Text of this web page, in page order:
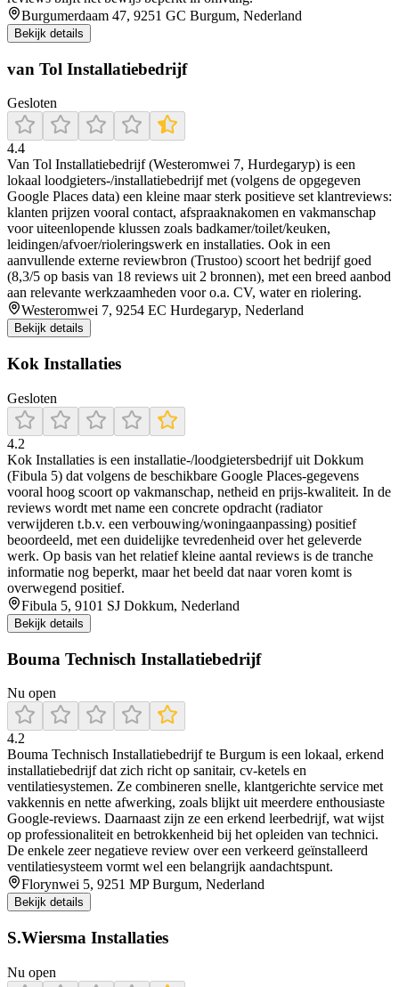
Burgumerdaam 47, 9251 GC Burgum, Nederland
Bekijk details
van Tol Installatiebedrijf
Gesloten
4.4
Van Tol Installatiebedrijf (Westeromwei 7, Hurdegaryp) is een
lokaal loodgieters-/installatiebedrijf met (volgens de opgegeven
Google Places data) een kleine maar sterk positieve set klantreviews:
klanten prijzen vooral contact, afspraaknakomen en vakmanschap
voor uiteenlopende klussen zoals badkamer/toilet/keuken,
leidingen/afvoer/rioleringswerk en installaties. Ook in een
aanvullende externe reviewbron (Trustoo) scoort het bedrijf goed
(8,3/5 op basis van 18 reviews uit 2 bronnen), met een breed aanbod
aan relevante werkzaamheden voor o.a. CV, water en riolering.
Westeromwei 7, 9254 EC Hurdegaryp, Nederland
Bekijk details
Kok Installaties
Gesloten
4.2
Kok Installaties is een installatie-/loodgietersbedrijf uit Dokkum
(Fibula 5) dat volgens de beschikbare Google Places-gegevens
vooral hoog scoort op vakmanschap, netheid en prijs-kwaliteit. In de
reviews wordt met name een concrete opdracht (radiator
verwijderen t.b.v. een verbouwing/woningaanpassing) positief
beoordeeld, met een duidelijke tevredenheid over het geleverde
werk. Op basis van het relatief kleine aantal reviews is de tranche
informatie nog beperkt, maar het beeld dat naar voren komt is
overwegend positief.
Fibula 5, 9101 SJ Dokkum, Nederland
Bekijk details
Bouma Technisch Installatiebedrijf
Nu open
4.2
Bouma Technisch Installatiebedrijf te Burgum is een lokaal, erkend
installatiebedrijf dat zich richt op sanitair, cv‑ketels en
ventilatiesystemen. Ze combineren snelle, klantgerichte service met
vakkennis en nette afwerking, zoals blijkt uit meerdere enthousiaste
Google‑reviews. Daarnaast zijn ze een erkend leerbedrijf, wat wijst
op professionaliteit en betrokkenheid bij het opleiden van technici.
De enkele zeer negatieve review over een verkeerd geïnstalleerd
ventilatiesysteem vormt wel een belangrijk aandachtspunt.
Florynwei 5, 9251 MP Burgum, Nederland
Bekijk details
S.Wiersma Installaties
Nu open